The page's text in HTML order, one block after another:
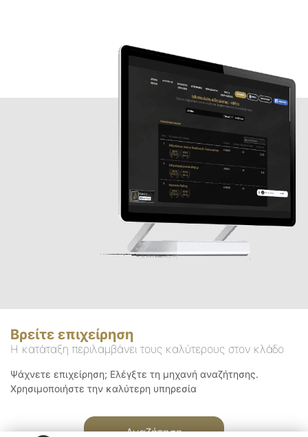
Βρείτε επιχείρηση
Η κατάταξη περιλαμβάνει τους καλύτερους στον κλάδο
Ψάχνετε επιχείρηση; Ελέγξτε τη μηχανή αναζήτησης.
Χρησιμοποιήστε την καλύτερη υπηρεσία
Αναζήτηση